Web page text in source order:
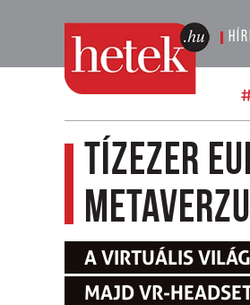
Tízezer
A VIRTUÁLIS
MAJD VR-